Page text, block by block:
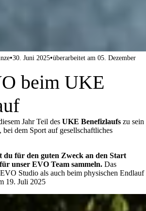
•30. Juni 2025•überarbeitet am 05. Dezember
beim UKE
Jahr Teil des UKE Benefizlaufs zu sein
bei dem Sport auf gesellschaftliches
du für den guten Zweck an den Start
unser EVO Team sammeln. Das
Studio als auch beim physischen Endlauf
19. Juli 2025